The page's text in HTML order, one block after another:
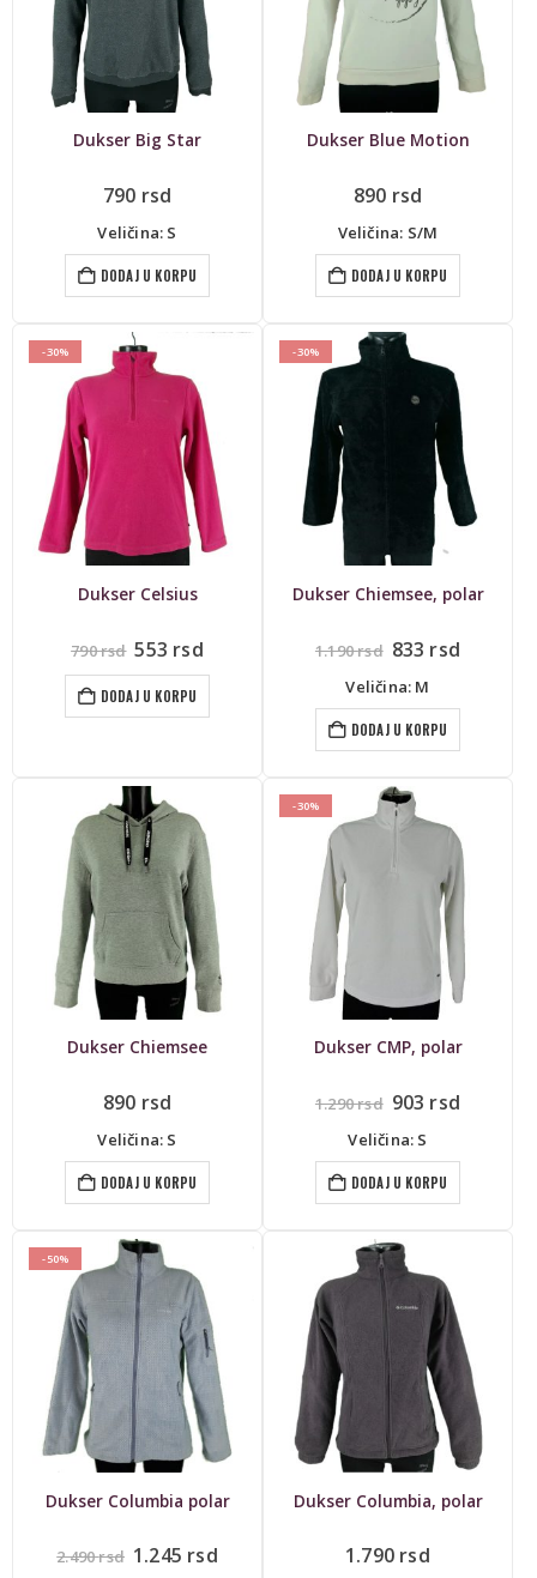
Dukser Big Star
790 rsd
Veličina: S
DODAJ U KORPU
Dukser Blue Motion
890 rsd
Veličina: S/M
DODAJ U KORPU
-30%
Dukser Celsius
790rsd Originalna
je
bila:
790 rsd.
553 rsdTrenutna
DODAJ U KORPU
-30%
Dukser Chiemsee, polar
1.190rsd Originalna
je
bila:
1.190 rsd.
833 rsd
833 rsd.
Veličina: M
DODAJ U KORPU
Dukser Chiemsee
890 rsd
Veličina: S
DODAJ U KORPU
-30%
Dukser CMP, polar
1.290rsd Originalna
je
bila:
1.290 rsd.
903 rsd
903 rsd.
Veličina: S
DODAJ U KORPU
-50%
Dukser Columbia polar
2.490rsd Originalna
1.245 rsdTrenutna
Dukser Columbia, polar
1.790 rsd